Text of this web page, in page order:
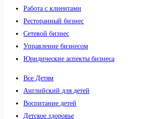
Работа с клиентами
Ресторанный бизнес
Сетевой бизнес
Управление бизнесом
Юридические аспекты бизнеса
Все Детям
Английский для детей
Воспитание детей
Детское здоровье